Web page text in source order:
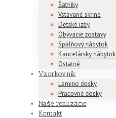
Šatníky
Vstavané skrine
Detské izby
Obývacie zostavy
Spálňový nábytok
Kancelársky nábytok
Ostatné
Vzorkovník
Lamino dosky
Pracovné dosky
Naše realizácie
Kontakt